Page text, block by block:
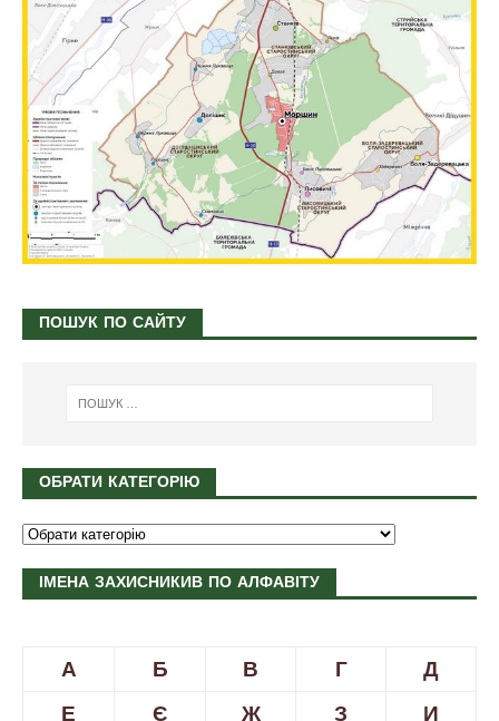
ПОШУК ПО САЙТУ
ОБРАТИ КАТЕГОРІЮ
ІМЕНА ЗАХИСНИКИВ ПО АЛФАВІТУ
А Б В Г
Д
Е
Є Ж З
И